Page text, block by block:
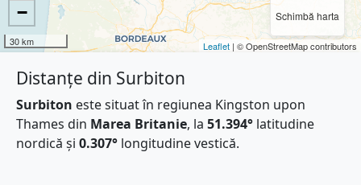
Schimbă harta
−
30 km Leaflet | © OpenStreetMap contributors
Distanțe din Surbiton
Surbiton este situat în regiunea Kingston upon
Thames din Marea Britanie, la 51.394° latitudine
nordică și 0.307° longitudine vestică.